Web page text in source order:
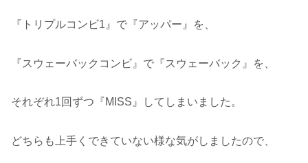
『トリプルコンビ1』で『アッパー』を、
『スウェーバックコンビ』で『スウェーバック』を、
それぞれ1回ずつ『MISS』してしまいました。
どちらも上手くできていない様な気がしましたので、